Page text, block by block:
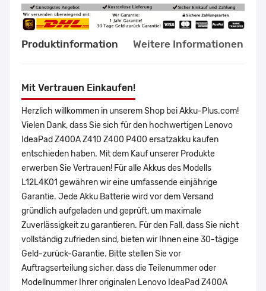
Produktinformation Weitere Informationen
Mit Vertrauen Einkaufen!
Herzlich willkommen in unserem Shop bei Akku-Plus.com!
Vielen Dank, dass Sie sich für den hochwertigen Lenovo
IdeaPad Z400A Z410 Z400 P400 ersatzakku kaufen
entschieden haben. Mit dem Kauf unserer Produkte
erwerben Sie Vertrauen! Für alle Akkus des Modells
L12L4K01 gewähren wir eine umfassende einjährige
Garantie. Jede Akku Batterie wird vor dem Versand
gründlich aufgeladen und geprüft, um maximale
Zuverlässigkeit zu garantieren. Für den Fall, dass Sie nicht
vollständig zufrieden sind, bieten wir Ihnen eine 30-tägige
Geld-zurück-Garantie. Bitte stellen Sie vor
Auftragserteilung sicher, dass die Teilenummer oder
Modellnummer Ihrer originalen Lenovo IdeaPad Z400A